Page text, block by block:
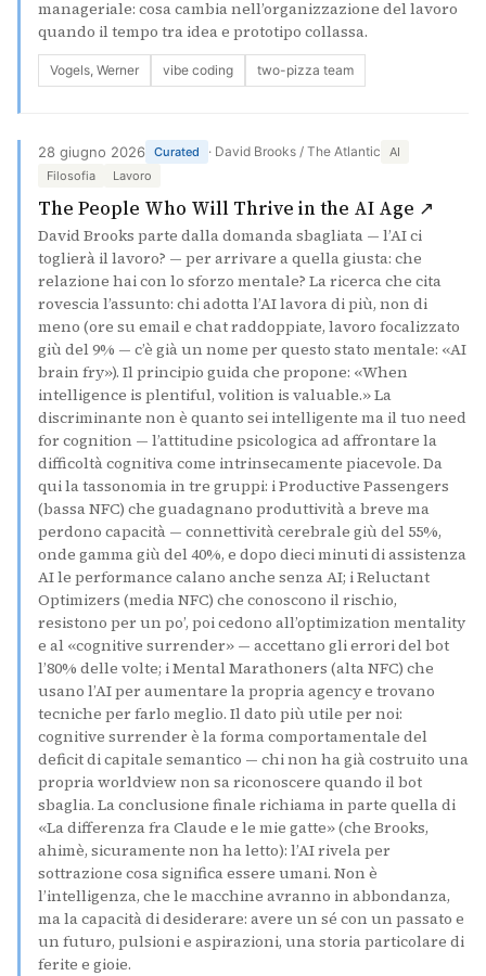
manageriale: cosa cambia nell’organizzazione del lavoro
quando il tempo tra idea e prototipo collassa.
Vogels, Werner vibe coding two-pizza team
28 giugno 2026 Curated · David Brooks / The Atlantic
AI
Filosofia
Lavoro
The People Who Will Thrive in the AI Age ↗
David Brooks parte dalla domanda sbagliata — l’AI ci
toglierà il lavoro? — per arrivare a quella giusta: che
relazione hai con lo sforzo mentale? La ricerca che cita
rovescia l’assunto: chi adotta l’AI lavora di più, non di
meno (ore su email e chat raddoppiate, lavoro focalizzato
giù del 9% — c’è già un nome per questo stato mentale: «AI
brain fry»). Il principio guida che propone: «When
intelligence is plentiful, volition is valuable.» La
discriminante non è quanto sei intelligente ma il tuo need
for cognition — l’attitudine psicologica ad affrontare la
difficoltà cognitiva come intrinsecamente piacevole. Da
qui la tassonomia in tre gruppi: i Productive Passengers
(bassa NFC) che guadagnano produttività a breve ma
perdono capacità — connettività cerebrale giù del 55%,
onde gamma giù del 40%, e dopo dieci minuti di assistenza
AI le performance calano anche senza AI; i Reluctant
Optimizers (media NFC) che conoscono il rischio,
resistono per un po’, poi cedono all’optimization mentality
e al «cognitive surrender» — accettano gli errori del bot
l’80% delle volte; i Mental Marathoners (alta NFC) che
usano l’AI per aumentare la propria agency e trovano
tecniche per farlo meglio. Il dato più utile per noi:
cognitive surrender è la forma comportamentale del
deficit di capitale semantico — chi non ha già costruito una
propria worldview non sa riconoscere quando il bot
sbaglia. La conclusione finale richiama in parte quella di
«La differenza fra Claude e le mie gatte» (che Brooks,
ahimè, sicuramente non ha letto): l’AI rivela per
sottrazione cosa significa essere umani. Non è
l’intelligenza, che le macchine avranno in abbondanza,
ma la capacità di desiderare: avere un sé con un passato e
un futuro, pulsioni e aspirazioni, una storia particolare di
ferite e gioie.